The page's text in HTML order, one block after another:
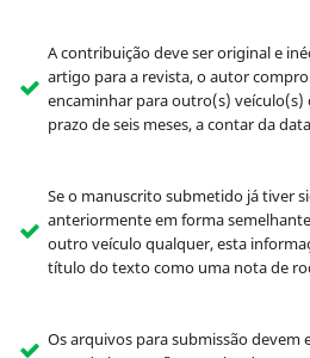
A contribuição deve ser original e
artigo para a revista, o autor
encaminhar para outro(s) veículo(s)
prazo de seis meses, a contar da
Se o manuscrito submetido já tiver
anteriormente em forma
outro veículo qualquer, esta
título do texto como uma nota de
Os arquivos para submissão devem